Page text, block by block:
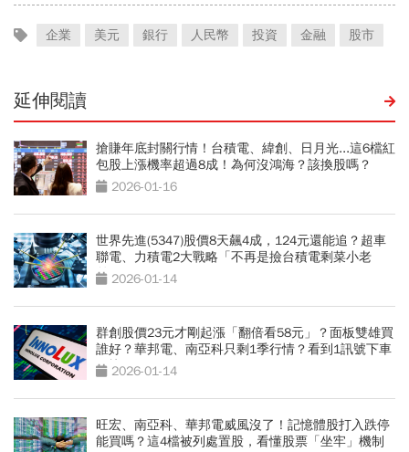
企業 美元 銀行 人民幣 投資 金融 股市
延伸閱讀
搶賺年底封關行情！台積電、緯創、日月光...這6檔紅
包股上漲機率超過8成！為何沒鴻海？該換股嗎？
2026-01-16
世界先進(5347)股價8天飆4成，124元還能追？超車
聯電、力積電2大戰略「不再是撿台積電剩菜小老
弟」2026-01-14
群創股價23元才剛起漲「翻倍看58元」？面板雙雄買
誰好？華邦電、南亞科只剩1季行情？看到1訊號下車
要快2026-01-14
旺宏、南亞科、華邦電威風沒了！記憶體股打入跌停
能買嗎？這4檔被列處置股，看懂股票「坐牢」機制